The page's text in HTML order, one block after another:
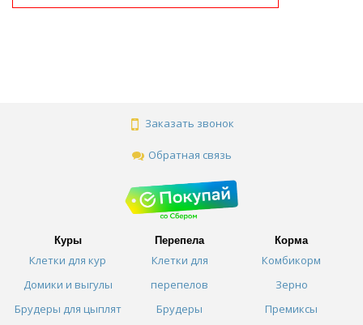
Заказать звонок
Обратная связь
Куры
Клетки для кур
Домики и выгулы
Брудеры для цыплят
Перепела
Клетки для
перепелов
Брудеры
Корма
Комбикорм
Зерно
Премиксы